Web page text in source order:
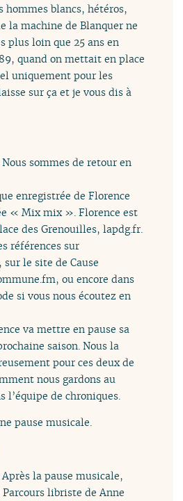
hommes blancs, hétéros,
la machine de Blanquer ne
plus loin que 25 ans en
quand on mettait en place
uniquement pour les
sur ça et je vous dis à
Nous sommes de retour en
enregistrée de Florence
« Mix mix ». Florence est
des Grenouilles, lapdg.fr.
références sur
le site de Cause
ou encore dans
si vous nous écoutez en
va mettre en pause sa
saison. Nous la
pour ces deux de
nous gardons au
l’équipe de chroniques.
pause musicale.
Après la pause musicale,
libriste de Anne